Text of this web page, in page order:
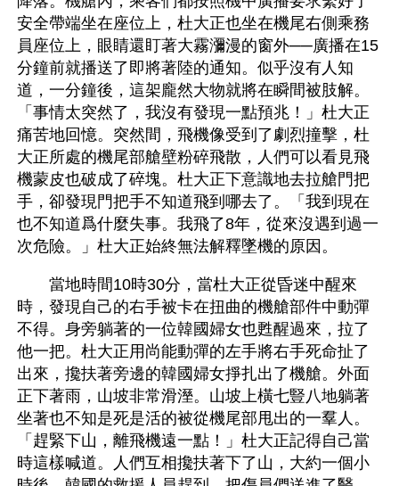
安全帶端坐在座位上，杜大正也坐在機尾右側乘務
員座位上，眼睛還盯著大霧瀰漫的窗外──廣播在15
分鐘前就播送了即將著陸的通知。似乎沒有人知
道，一分鐘後，這架龐然大物就將在瞬間被肢解。
「事情太突然了，我沒有發現一點預兆！」杜大正
痛苦地回憶。突然間，飛機像受到了劇烈撞擊，杜
大正所處的機尾部艙壁粉碎飛散，人們可以看見飛
機蒙皮也破成了碎塊。杜大正下意識地去拉艙門把
手，卻發現門把手不知道飛到哪去了。「我到現在
也不知道爲什麼失事。我飛了8年，從來沒遇到過一
次危險。」杜大正始終無法解釋墜機的原因。
當地時間10時30分，當杜大正從昏迷中醒來
時，發現自己的右手被卡在扭曲的機艙部件中動彈
不得。身旁躺著的一位韓國婦女也甦醒過來，拉了
他一把。杜大正用尚能動彈的左手將右手死命扯了
出來，攙扶著旁邊的韓國婦女掙扎出了機艙。外面
正下著雨，山坡非常滑溼。山坡上橫七豎八地躺著
坐著也不知是死是活的被從機尾部甩出的一羣人。
「趕緊下山，離飛機遠一點！」杜大正記得自己當
時這樣喊道。人們互相攙扶著下了山，大約一個小